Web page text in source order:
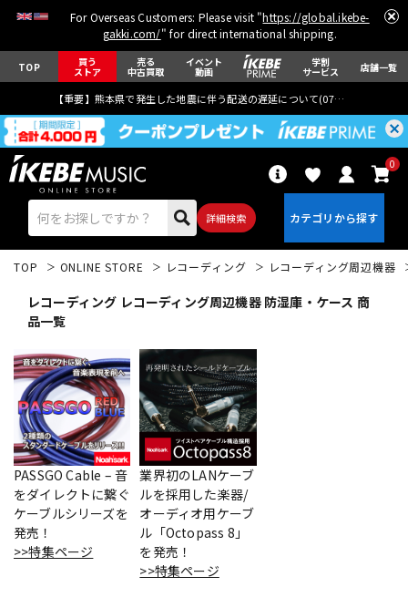
For Overseas Customers: Please visit "https://global.ikebe-
gakki.com/" for direct international shipping.
TOP 買う
ストア
売る
中古買取
イベント
動画
学割
サービス 店舗一覧
【重要】熊本県で発生した地震に伴う配送の遅延について(07月29日
詳細検索
0
エレキギター
ベース
ドラム
TOP ONLINE STORE レコーディング レコーディング周辺機器
レコーディング レコーディング周辺機器 防湿庫・ケース 商
品一覧
PASSGO Cable – 音
をダイレクトに繋ぐ
ケーブルシリーズを
発売！
>>特集ページ
業界初のLANケーブ
ルを採用した楽器/
オーディオ用ケーブ
ル「Octopass 8」
を発売！
>>特集ページ